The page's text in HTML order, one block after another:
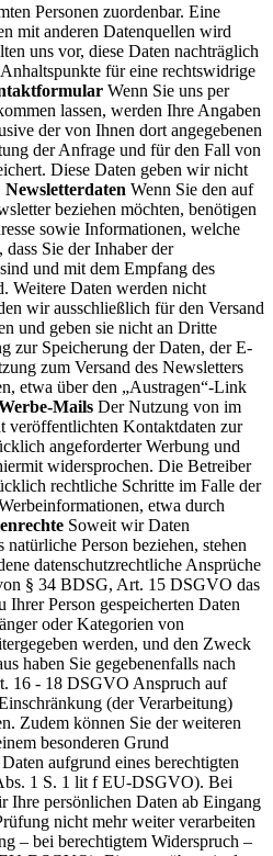
Personen zuordenbar. Eine
mit anderen Datenquellen wird
uns vor, diese Daten nachträglich
für eine rechtswidrige
Wenn Sie uns per
lassen, werden Ihre Angaben
der von Ihnen dort angegebenen
der Anfrage und für den Fall von
Diese Daten geben wir nicht
Newsletterdaten Wenn Sie den auf
beziehen möchten, benötigen
sowie Informationen, welche
Sie der Inhaber der
und mit dem Empfang des
Weitere Daten werden nicht
wir ausschließlich für den Versand
und geben sie nicht an Dritte
zur Speicherung der Daten, der E-
zum Versand des Newsletters
etwa über den „Austragen“-Link
Mails Der Nutzung von im
veröffentlichten Kontaktdaten zur
angeforderter Werbung und
widersprochen. Die Betreiber
rechtliche Schritte im Falle der
etwa durch
Soweit wir Daten
Person beziehen, stehen
datenschutzrechtliche Ansprüche
§ 34 BDSG, Art. 15 DSGVO das
Person gespeicherten Daten
oder Kategorien von
werden, und den Zweck
haben Sie gegebenenfalls nach
16 - 18 DSGVO Anspruch auf
(der Verarbeitung)
Zudem können Sie der weiteren
besonderen Grund
aufgrund eines berechtigten
1 S. 1 lit f EU-DSGVO). Bei
Ihre persönlichen Daten ab Eingang
nicht mehr weiter verarbeiten
– bei berechtigtem Widerspruch –